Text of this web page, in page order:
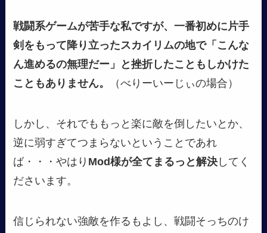
戦闘系ゲームが苦手な私ですが、一番初めに片手
剣をもって降り立ったスカイリムの地で「こんな
ん進めるの無理だー」と挫折したこともしかけた
こともありません。
（べりーいーじぃの場合）
しかし、それでももっと楽に敵を倒したいとか、
逆に弱すぎてつまらないということであれ
ば・・・やはり Mod様が全てまるっと解決 してく
ださいます。
信じられない強敵を作るもよし、戦闘そっちのけ